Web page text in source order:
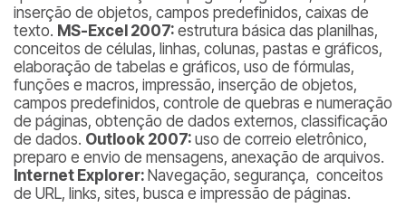
inserção de objetos, campos predefinidos, caixas de
texto. MS-Excel 2007: estrutura básica das planilhas,
conceitos de células, linhas, colunas, pastas e gráficos,
elaboração de tabelas e gráficos, uso de fórmulas,
funções e macros, impressão, inserção de objetos,
campos predefinidos, controle de quebras e numeração
de páginas, obtenção de dados externos, classificação
de dados. Outlook 2007: uso de correio eletrônico,
preparo e envio de mensagens, anexação de arquivos.
Internet Explorer: Navegação, segurança, conceitos
de URL, links, sites, busca e impressão de páginas.